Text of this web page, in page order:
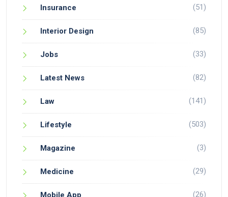
Insurance (51)
Interior Design (85)
Jobs (33)
Latest News (82)
Law (141)
Lifestyle (503)
Magazine (3)
Medicine (29)
Mobile App (26)